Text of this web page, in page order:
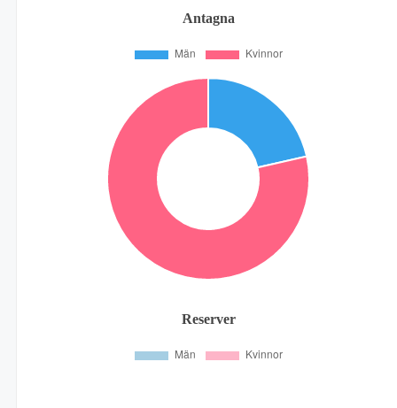
Antagna
Reserver